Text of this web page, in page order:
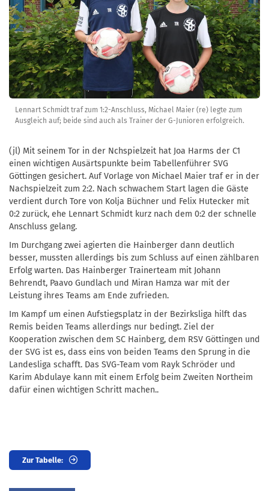
Lennart Schmidt traf zum 1:2-Anschluss, Michael Maier (re) legte zum
Ausgleich auf; beide sind auch als Trainer der G-Junioren erfolgreich.
(jl) Mit seinem Tor in der Nchspielzeit hat Joa Harms der C1
einen wichtigen Ausärtspunkte beim Tabellenführer SVG
Göttingen gesichert. Auf Vorlage von Michael Maier traf er in der
Nachspielzeit zum 2:2. Nach schwachem Start lagen die Gäste
verdient durch Tore von Kolja Büchner und Felix Hutecker mit
0:2 zurück, ehe Lennart Schmidt kurz nach dem 0:2 der schnelle
Anschluss gelang.
Im Durchgang zwei agierten die Hainberger dann deutlich
besser, mussten allerdings bis zum Schluss auf einen zählbaren
Erfolg warten. Das Hainberger Trainerteam mit Johann
Behrendt, Paavo Gundlach und Miran Hamza war mit der
Leistung ihres Teams am Ende zufrieden.
Im Kampf um einen Aufstiegsplatz in der Bezirksliga hilft das
Remis beiden Teams allerdings nur bedingt. Ziel der
Kooperation zwischen dem SC Hainberg, dem RSV Göttingen und
der SVG ist es, dass eins von beiden Teams den Sprung in die
Landesliga schafft. Das SVG-Team vom Rayk Schröder und
Karim Abdulaye kann mit einem Erfolg beim Zweiten Northeim
dafür einen wichtigen Schritt machen..
Zur Tabelle: